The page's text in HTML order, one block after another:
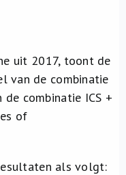
uit 2017, toont de
van de combinatie
combinatie ICS +
of
als volgt: